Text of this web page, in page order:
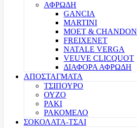
ΑΦΡΩΔΗ
GANCIA
MARTINI
MOET & CHANDON
FREIXENET
NATALE VERGA
VEUVE CLICQUOT
ΔΙΑΦΟΡΑ ΑΦΡΩΔΗ
ΑΠΟΣΤΑΓΜΑΤΑ
ΤΣΙΠΟΥΡΟ
ΟΥΖΟ
ΡΑΚΙ
ΡΑΚΟΜΕΛΟ
ΣΟΚΟΛΑΤΑ-ΤΣΑΙ